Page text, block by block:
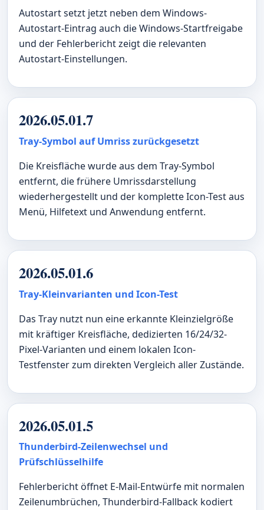
Autostart setzt jetzt neben dem Windows-
Autostart-Eintrag auch die Windows-Startfreigabe
und der Fehlerbericht zeigt die relevanten
Autostart-Einstellungen.
2026.05.01.7
Tray-Symbol auf Umriss zurückgesetzt
Die Kreisfläche wurde aus dem Tray-Symbol
entfernt, die frühere Umrissdarstellung
wiederhergestellt und der komplette Icon-Test aus
Menü, Hilfetext und Anwendung entfernt.
2026.05.01.6
Tray-Kleinvarianten und Icon-Test
Das Tray nutzt nun eine erkannte Kleinzielgröße
mit kräftiger Kreisfläche, dedizierten 16/24/32-
Pixel-Varianten und einem lokalen Icon-
Testfenster zum direkten Vergleich aller Zustände.
2026.05.01.5
Thunderbird-Zeilenwechsel und
Prüfschlüsselhilfe
Fehlerbericht öffnet E-Mail-Entwürfe mit normalen
Zeilenumbrüchen, Thunderbird-Fallback kodiert